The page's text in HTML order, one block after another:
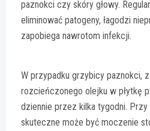
paznokci czy skóry głowy.
eliminować patogeny, łagodzi
zapobiega nawrotom infekcji.
W przypadku grzybicy paznokci,
rozcieńczonego olejku w płytkę
dziennie przez kilka tygodni.
skuteczne może być moczenie